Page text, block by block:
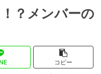
？メンバーの
コピー